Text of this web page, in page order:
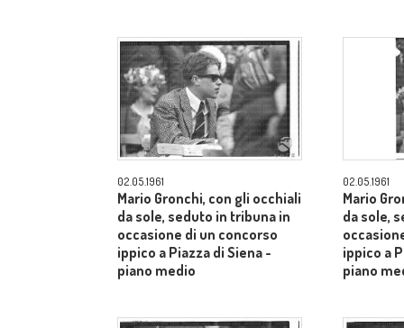
02.05.1961
Mario Gronchi, con gli occhiali
da sole, seduto in tribuna in
occasione di un concorso
ippico a Piazza di Siena -
piano medio
02.05.1961
Mario
da sole,
ippico a
piano